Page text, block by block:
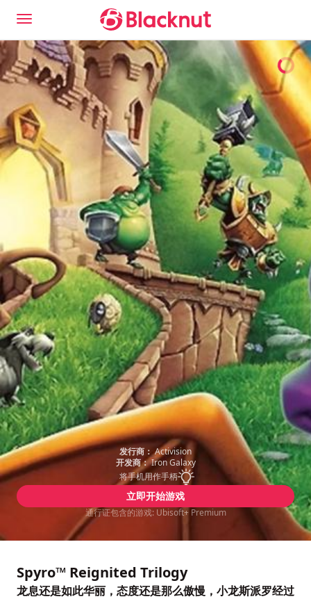
发行商： Activision
开发商：Iron Galaxy
将手机用作手柄
立即开始游戏
通行证包含的游戏: Ubisoft+ Premium
Spyro™ Reignited Trilogy
龙息还是如此华丽，态度还是那么傲慢，小龙斯派罗经过